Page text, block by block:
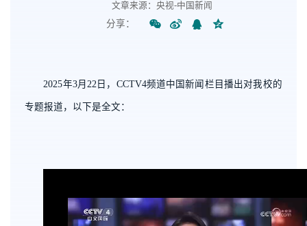
文章来源：央视-中国新闻
分享：
2025年3月22日，CCTV4频道中国新闻栏目播出对我校的
专题报道，以下是全文：